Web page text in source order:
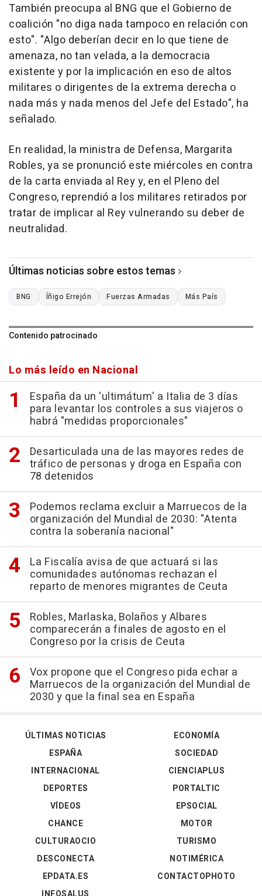
También preocupa al BNG que el Gobierno de
coalición "no diga nada tampoco en relación con
esto". "Algo deberían decir en lo que tiene de
amenaza, no tan velada, a la democracia
existente y por la implicación en eso de altos
militares o dirigentes de la extrema derecha o
nada más y nada menos del Jefe del Estado", ha
señalado.
En realidad, la ministra de Defensa, Margarita
Robles, ya se pronunció este miércoles en contra
de la carta enviada al Rey y, en el Pleno del
Congreso, reprendió a los militares retirados por
tratar de implicar al Rey vulnerando su deber de
neutralidad.
Últimas noticias sobre estos temas
BNG Íñigo Errejón Fuerzas Armadas Más País
Contenido patrocinado
Lo más leído en Nacional
España da un 'ultimátum' a Italia de 3 días
para levantar los controles a sus viajeros o
habrá "medidas proporcionales"
Desarticulada una de las mayores redes de
tráfico de personas y droga en España con
78 detenidos
Podemos reclama excluir a Marruecos de la
organización del Mundial de 2030: "Atenta
contra la soberanía nacional"
La Fiscalía avisa de que actuará si las
comunidades autónomas rechazan el
reparto de menores migrantes de Ceuta
Robles, Marlaska, Bolaños y Albares
comparecerán a finales de agosto en el
Congreso por la crisis de Ceuta
Vox propone que el Congreso pida echar a
Marruecos de la organización del Mundial de
2030 y que la final sea en España
ÚLTIMAS NOTICIAS
ESPAÑA
INTERNACIONAL
DEPORTES
VÍDEOS
ECONOMÍA
SOCIEDAD
CIENCIAPLUS
PORTALTIC
EPSOCIAL
CHANCE
CULTURAOCIO
DESCONECTA
EPDATA.ES
MOTOR
TURISMO
NOTIMÉRICA
CONTACTOPHOTO